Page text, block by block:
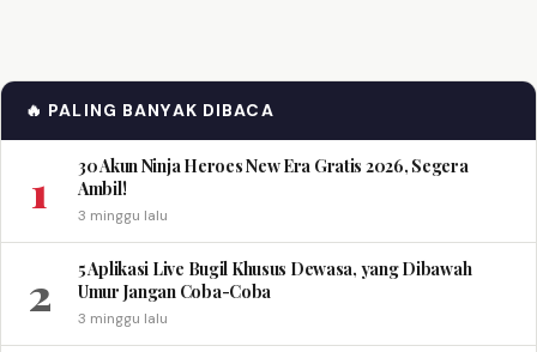
🔥 PALING BANYAK DIBACA
1
30 Akun Ninja Heroes New Era Gratis 2026, Segera
Ambil!
3 minggu lalu
2
5 Aplikasi Live Bugil Khusus Dewasa, yang Dibawah
Umur Jangan Coba-Coba
3 minggu lalu